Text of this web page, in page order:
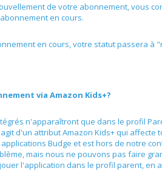
de votre abonnement, vous
en cours.
en cours, votre statut passera à
via Amazon Kids+?
n'apparaîtront que dans le profil
d'un attribut Amazon Kids+ qui affecte
Budge et est hors de notre
mais nous ne pouvons pas faire
l'application dans le profil parent, en